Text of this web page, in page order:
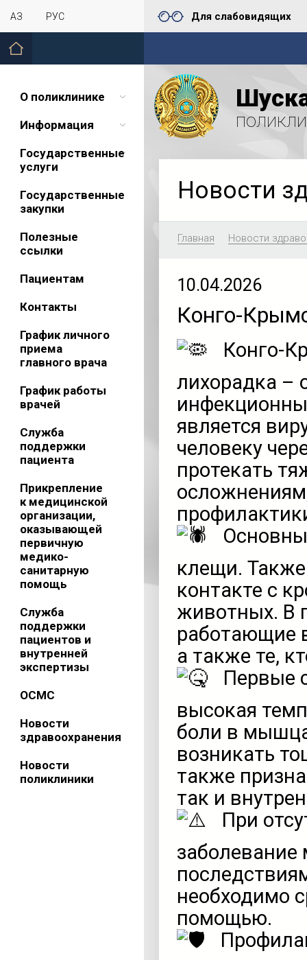
ҚАЗ РУС Для слабовидящих
О поликлинике
Информация
Государственные
услуги
Государственные
закупки
Полезные
ссылки
Пациентам
Контакты
График личного
приема
главного врача
График работы
врачей
Служба
поддержки
пациента
Прикрепление
к медицинской
организации,
оказывающей
первичную
медико-
санитарную
помощь
Служба
поддержки
пациентов и
внутренней
экспертизы
ОСМС
Новости
здравоохранения
Новости
поликлиники
Новости
Главная Новости
10.04.2026
Конго-
Конго-
лихорадка –
является
человеку
протекать
клещи.
контакте с
животных. В
работающие
а также те,
Первые
высокая
боли в
возникать
также
так и
При
необходимо
помощью.